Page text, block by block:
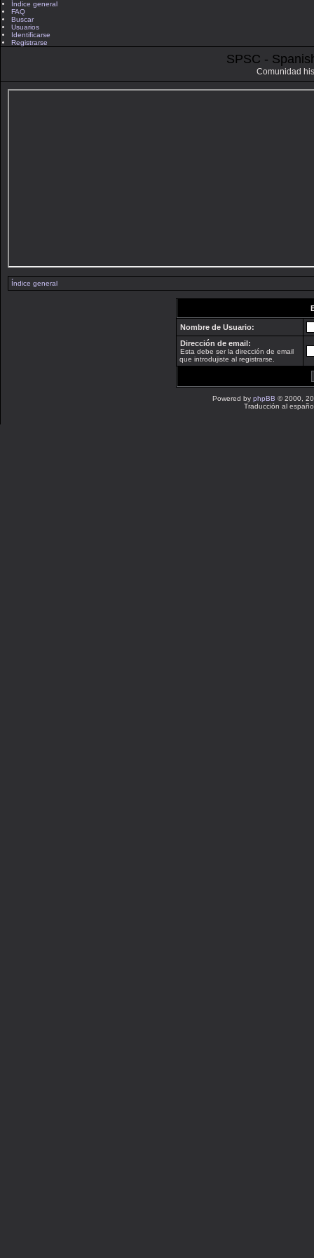
Índice general
FAQ
Buscar
Usuarios
Identificarse
Registrarse
SPSC -
Comunidad
Índice general
Nombre de Usuario:
Dirección de email:
Esta debe ser la dirección de email
que introdujiste al registrarse.
Powered by phpBB © 2000,
Traducción al